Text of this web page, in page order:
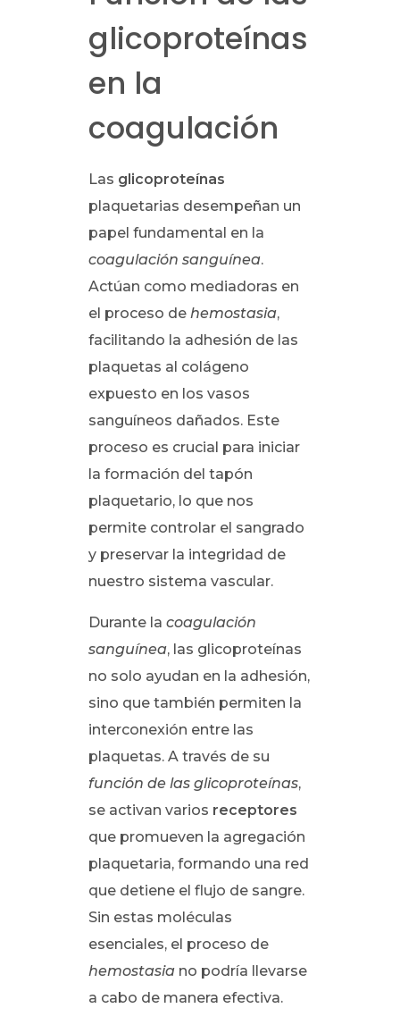
glicoproteínas
en la
coagulación
Las glicoproteínas
plaquetarias desempeñan un
papel fundamental en la
coagulación sanguínea.
Actúan como mediadoras en
el proceso dehemostasia,
facilitando la adhesión de las
plaquetas al colágeno
expuesto en los vasos
sanguíneos dañados. Este
proceso es crucial para iniciar
la formación del tapón
plaquetario, lo que nos
permite controlar el sangrado
y preservar la integridad de
nuestro sistema vascular.
Durante lacoagulación
sanguínea, las glicoproteínas
no solo ayudan en la adhesión,
sino que también permiten la
interconexión entre las
plaquetas. A través de su
función de las glicoproteínas,
se activan varios receptores
que promueven la agregación
plaquetaria, formando una red
que detiene el flujo de sangre.
Sin estas moléculas
esenciales, el proceso de
hemostasia no podría llevarse
a cabo de manera efectiva.